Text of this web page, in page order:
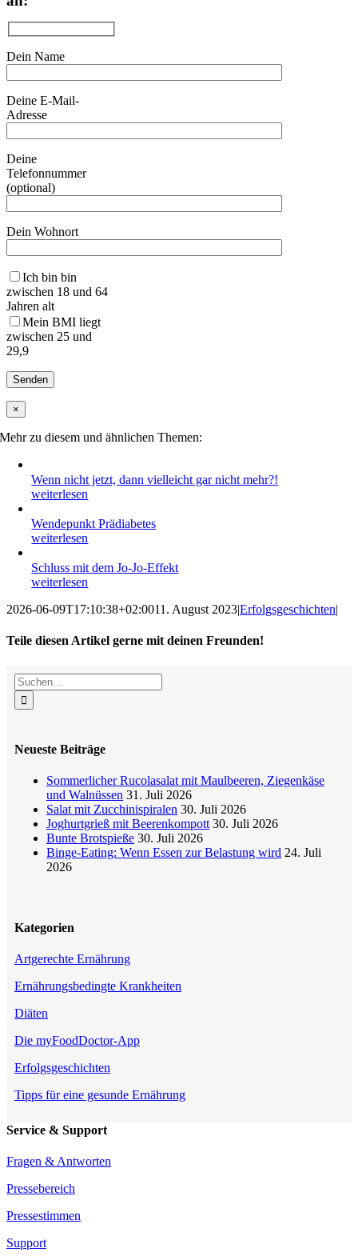
Dein Name
Deine E-Mail-
Adresse
Deine
Telefonnummer
(optional)
Dein Wohnort
Ich bin bin
zwischen 18 und 64
Jahren alt
Mein BMI liegt
zwischen 25 und
29,9
×
Mehr zu diesem und ähnlichen Themen:
Wenn nicht jetzt, dann vielleicht gar nicht mehr?!
weiterlesen
Wendepunkt Prädiabetes
weiterlesen
Schluss mit dem Jo-Jo-Effekt
weiterlesen
2026-06-09T17:10:38+02:0011. August 2023|Erfolgsgeschichten|
Teile diesen Artikel gerne mit deinen Freunden!
Facebook
XReddit
LinkedIn
WhatsApp
Tumblr
Pinterest
Vk
E-
Mail
Suche
nach:
Neueste Beiträge
Sommerlicher Rucolasalat mit Maulbeeren, Ziegenkäse
und Walnüssen 31. Juli 2026
Salat mit Zucchinispiralen 30. Juli 2026
Joghurtgrieß mit Beerenkompott 30. Juli 2026
Bunte Brotspieße 30. Juli 2026
Binge-Eating: Wenn Essen zur Belastung wird 24. Juli
2026
Kategorien
Artgerechte Ernährung
Ernährungsbedingte Krankheiten
Diäten
Die myFoodDoctor-App
Erfolgsgeschichten
Tipps für eine gesunde Ernährung
Service & Support
Fragen & Antworten
Pressebereich
Pressestimmen
Support